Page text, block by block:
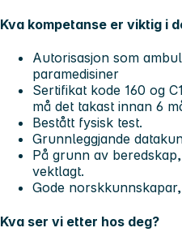
Kva kompetanse er viktig i
Autorisasjon som
paramedisiner
Sertifikat kode 160 og
må det takast innan 6
Bestått fysisk test.
Grunnleggjande
På grunn av
vektlagt.
Gode
Kva ser vi etter hos deg?